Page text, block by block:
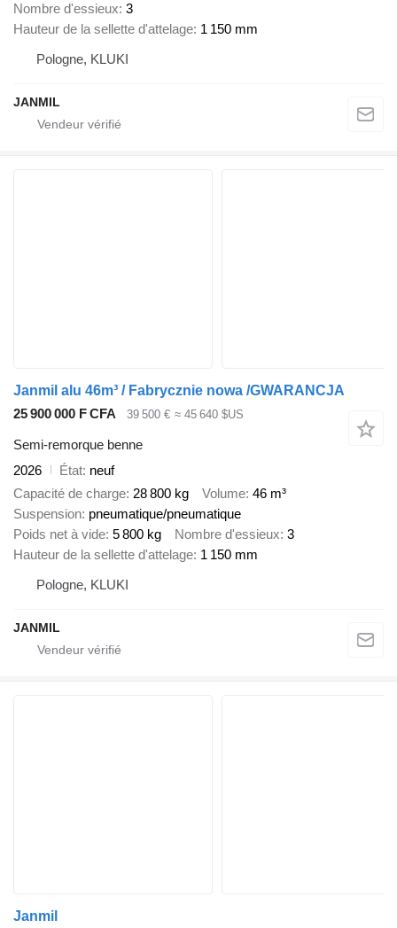
Nombre d'essieux 3
Hauteur de la sellette d'attelage 1 150 mm
Pologne, KLUKI
JANMIL
Janmil alu 46m³ / Fabrycznie nowa /GWARANCJA
25 900 000 F CFA
39 500 € ≈ 45 640 $US
Semi-remorque benne
2026
État neuf
Capacité de charge 28 800 kg Volume 46 m³
Suspension pneumatique/pneumatique
Poids net à vide 5 800 kg Nombre d'essieux 3
Hauteur de la sellette d'attelage 1 150 mm
Pologne, KLUKI
JANMIL
Janmil